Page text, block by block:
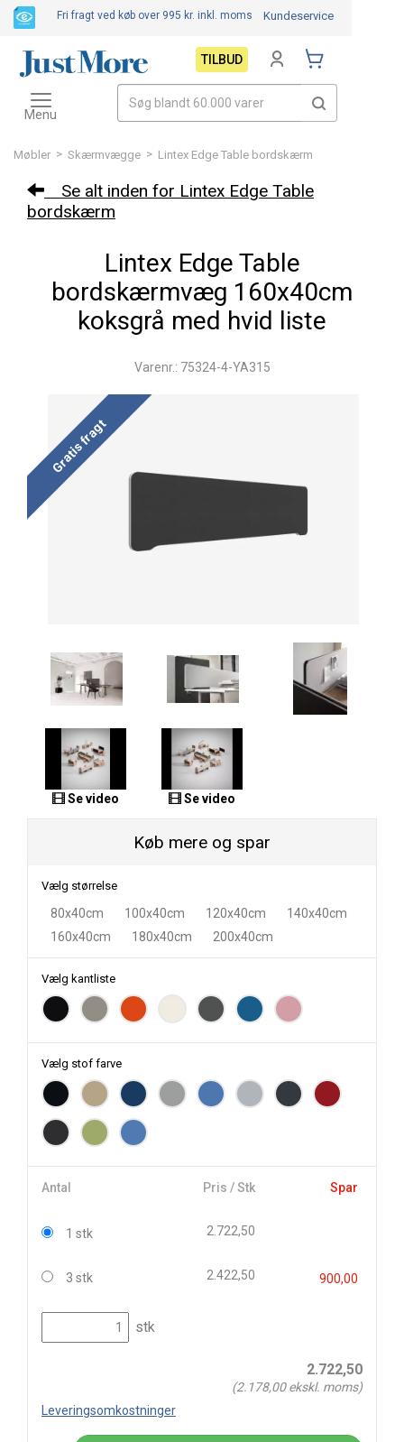
Møbler > Skærmvægge > Lintex Edge Table bordskærm
Se alt inden for Lintex Edge Table
bordskærm
Lintex Edge Table
bordskærmvæg 160x40cm
koksgrå med hvid liste
Varenr.: 75324-4-YA315
Gratis fragt
Se video Se video
Køb mere og spar
Vælg størrelse
80x40cm 100x40cm 120x40cm
140x40cm
160x40cm
180x40cm 200x40cm
Vælg kantliste
Vælg stof farve
Antal Pris / Stk Spar
1 stk 2.722,50
3 stk 2.422,50 900,00
stk
2.722,50
(2.178,00ekskl. moms)
Leveringsomkostninger
Fri fragt ved køb over 995 kr. inkl. moms Kundeservice
TILBUD
Toggle
navigation
Menu